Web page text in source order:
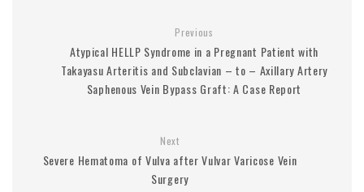
Previous
Atypical HELLP Syndrome in a Pregnant Patient with
Takayasu Arteritis and Subclavian – to – Axillary Artery
Saphenous Vein Bypass Graft: A Case Report
Next
Severe Hematoma of Vulva after Vulvar Varicose Vein
Surgery